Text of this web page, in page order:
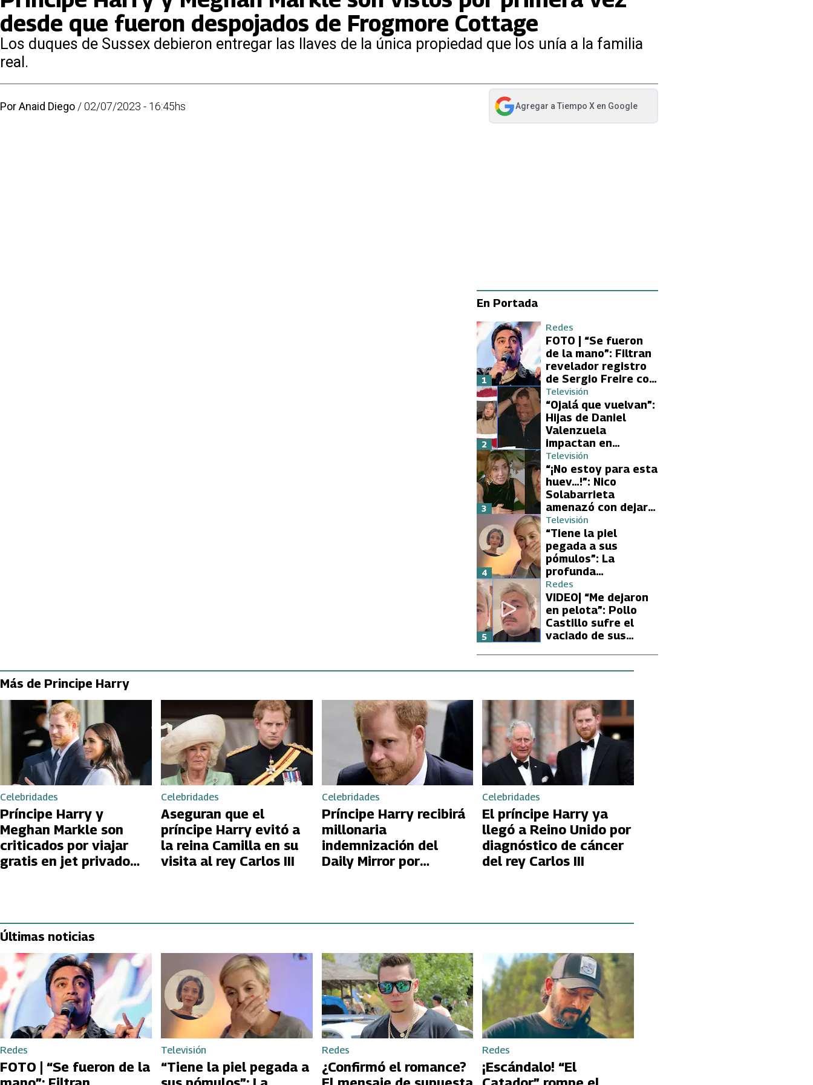
desde que fueron despojados de Frogmore Cottage
Los duques de Sussex debieron entregar las llaves de la única propiedad que los unía a la familia
real.
PorAnaid Diego /02/07/2023 - 16:45hs Agregar a Tiempo Xen Google
abre en nueva pestaña
En Portada
Redes
FOTO | “Se fueron
de la mano”: Filtran
revelador registro
de Sergio Freire con
supuesta nueva
conquista
1
Televisión
“Ojalá que vuelvan”:
Hijas de Daniel
Valenzuela
impactan en
Volverías con tu Ex
2 con directa
petición a su papá
sobre Yamila Reyna
2
Televisión
“¡No estoy para esta
huev…!”: Nico
Solabarrieta
amenazó con dejar
Volverías con tu Ex
tras encontrón con
Carmen Gloria
Arroyo
3
Televisión
“Tiene la piel
pegada a sus
pómulos”: La
profunda
preocupación de
Fran García-
Huidobro por la
extrema delgadez
de Kathy Orellana
4
Redes
VIDEO| “Me dejaron
en pelota”: Pollo
Castillo sufre el
vaciado de sus
5
Más de Principe Harry
Celebridades
Príncipe Harry y
Meghan Markle son
criticados por viajar
gratis en jet privado
Celebridades
Aseguran que el
príncipe Harry evitó a
la reina Camilla en su
visita al rey Carlos III
Celebridades
Príncipe Harry recibirá
millonaria
indemnización del
Daily Mirror por
Celebridades
El príncipe Harry ya
llegó a Reino Unido por
diagnóstico de cáncer
del rey Carlos III
Últimas noticias
Redes
FOTO | “Se fueron de la
Televisión
“Tiene la piel pegada a
Redes
¿Confirmó el romance?
Redes
¡Escándalo! “El